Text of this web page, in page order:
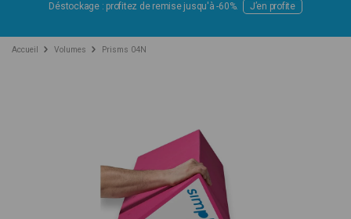
Déstockage : profitez de remise jusqu'à -60%. J’en profite
Accueil Volumes Prisms 04N